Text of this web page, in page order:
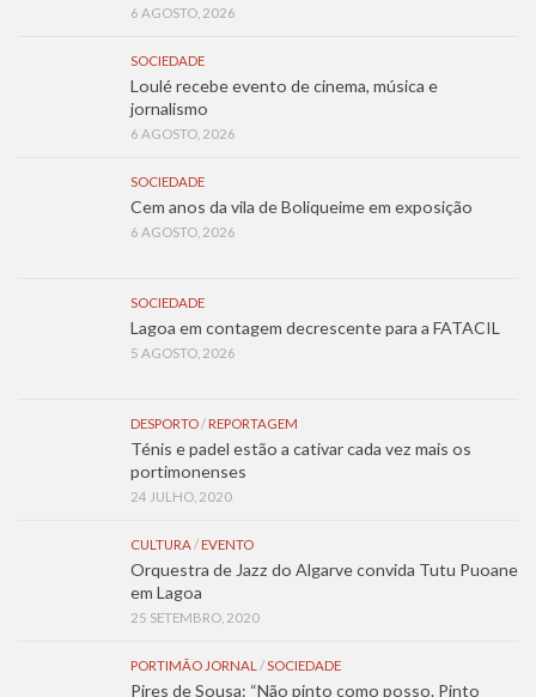
6 AGOSTO, 2026
SOCIEDADE
Loulé recebe evento de cinema, música e
jornalismo
6 AGOSTO, 2026
SOCIEDADE
Cem anos da vila de Boliqueime em exposição
6 AGOSTO, 2026
SOCIEDADE
Lagoa em contagem decrescente para a FATACIL
5 AGOSTO, 2026
DESPORTO/ REPORTAGEM
Ténis e padel estão a cativar cada vez mais os
portimonenses
24 JULHO, 2020
CULTURA/ EVENTO
Orquestra de Jazz do Algarve convida Tutu Puoane
em Lagoa
25 SETEMBRO, 2020
PORTIMÃO JORNAL /SOCIEDADE
Pires de Sousa: “Não pinto como posso. Pinto